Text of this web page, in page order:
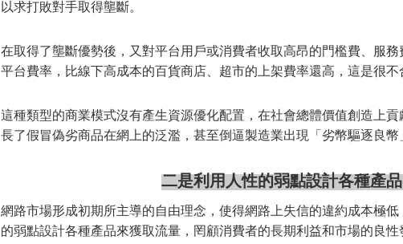
以求打敗對手取得壟斷。
在取得了壟斷優勢後，又對平台用戶或消費者收取高昂的門檻費、服
平台費率，比線下高成本的百貨商店、超市的上架費率還高，這是很不
這種類型的商業模式沒有產生資源優化配置，在社會總體價值創造上
長了假冒偽劣商品在網上的泛濫，甚至倒逼製造業出現「劣幣驅逐良幣
二是利用人性的弱點設計各種產品
網路市場形成初期所主導的自由理念，使得網路上失信的違約成本極
的弱點設計各種產品來獲取流量，罔顧消費者的長期利益和市場的良性